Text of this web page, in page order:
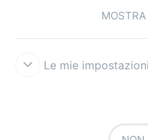
Le mie impostazioni